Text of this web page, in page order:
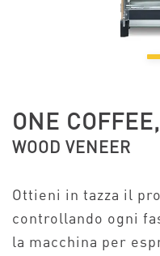
ONE
WOOD VENEER
Ottieni in tazza il
controllando ogni
la macchina per